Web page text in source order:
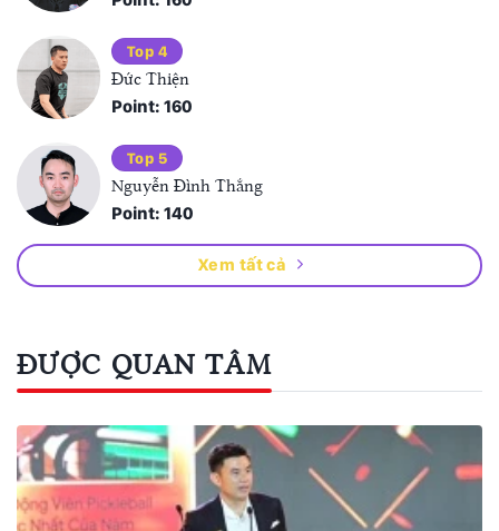
Top 4
Đức Thiện
Point: 160
Top 5
Nguyễn Đình Thắng
Point: 140
Xem tất cả
ĐƯỢC QUAN TÂM